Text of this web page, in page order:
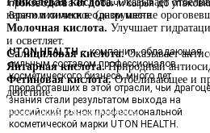
производства от добычи сырья до
Врачи и химики в одном месте.
UTON HEALTH – компания, обладающая
сильным составом профессионалов
косметического бизнеса, много лет
проработавших в этой отрасли, чьи
знания стали результатом выхода на
российский рынок профессиональной
косметической марки UTON HEALTH.
кератолитическое (разрушение
Молочная кислота. Улучшает
и осветляет.
Салициловая кислота.Оказывает
Янтарная кислота.Природный
Фетиновая кислота.Отбеливающее и
действие.
Получить презентацию